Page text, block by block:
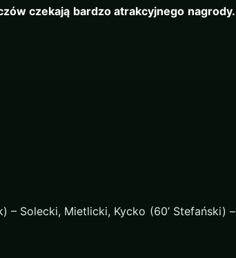
czekają bardzo atrakcyjnego nagrody.
– Solecki, Mietlicki, Kycko (60’ Stefański) –